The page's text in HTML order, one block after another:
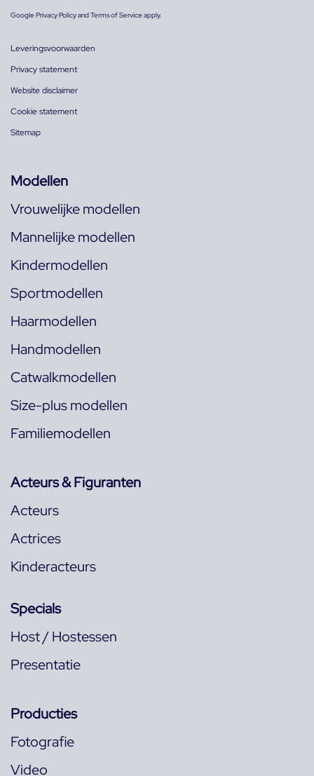
GooglePrivacy PolicyandTerms of Serviceapply.
Leveringsvoorwaarden
Privacy statement
Website disclaimer
Cookie statement
Sitemap
Modellen
Vrouwelijke modellen
Mannelijke modellen
Kindermodellen
Sportmodellen
Haarmodellen
Handmodellen
Catwalkmodellen
Size-plus modellen
Familiemodellen
Acteurs & Figuranten
Acteurs
Actrices
Kinderacteurs
Specials
Host / Hostessen
Presentatie
Producties
Fotografie
Video